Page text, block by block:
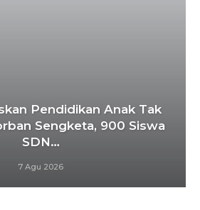
Pendidikan Anak Tak
Sengketa, 900 Siswa
SDN…
7 Agu 2026